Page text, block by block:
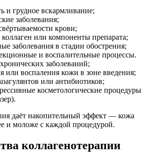
и грудное вскармливание;
заболевания;
крови;
или компоненты препарата;
заболевания в стадии обострения;
и воспалительные процессы.
заболеваний;
или воспаления кожи в зоне введения;
или антибиотиков;
косметологические процедуры
даёт накопительный эффект — кожа
и моложе с каждой процедурой.
коллагенотерапии